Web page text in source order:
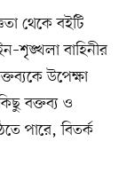
থেকে বইটি
বাহিনীর
উপেক্ষা
বক্তব্য ও
পারে, বিতর্ক